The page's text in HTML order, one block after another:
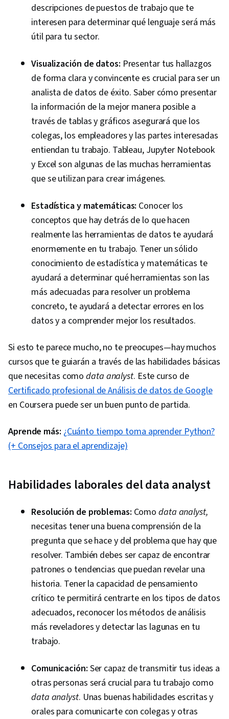
descripciones de puestos de trabajo que te
interesen para determinar qué lenguaje será más
útil para tu sector.
Visualización de datos: Presentar tus hallazgos
de forma clara y convincente es crucial para ser un
analista de datos de éxito. Saber cómo presentar
la información de la mejor manera posible a
través de tablas y gráficos asegurará que los
colegas, los empleadores y las partes interesadas
entiendan tu trabajo. Tableau, Jupyter Notebook
y Excel son algunas de las muchas herramientas
que se utilizan para crear imágenes.
Estadística y matemáticas: Conocer los
conceptos que hay detrás de lo que hacen
realmente las herramientas de datos te ayudará
enormemente en tu trabajo. Tener un sólido
conocimiento de estadística y matemáticas te
ayudará a determinar qué herramientas son las
más adecuadas para resolver un problema
concreto, te ayudará a detectar errores en los
datos y a comprender mejor los resultados.
Si esto te parece mucho, no te preocupes—hay muchos
cursos que te guiarán a través de las habilidades básicas
que necesitas comodata analyst. Este curso de
Certificado profesional de Análisis de datos de Google
en Coursera puede ser un buen punto de partida.
Aprende más: ¿Cuánto tiempo toma aprender Python?
(+ Consejos para el aprendizaje)
Habilidades laborales del data analyst
Resolución de problemas: Comodata analyst,
necesitas tener una buena comprensión de la
pregunta que se hace y del problema que hay que
resolver. También debes ser capaz de encontrar
patrones o tendencias que puedan revelar una
historia. Tener la capacidad de pensamiento
crítico te permitirá centrarte en los tipos de datos
adecuados, reconocer los métodos de análisis
más reveladores y detectar las lagunas en tu
trabajo.
Comunicación: Ser capaz de transmitir tus ideas a
otras personas será crucial para tu trabajo como
data analyst. Unas buenas habilidades escritas y
orales para comunicarte con colegas y otras